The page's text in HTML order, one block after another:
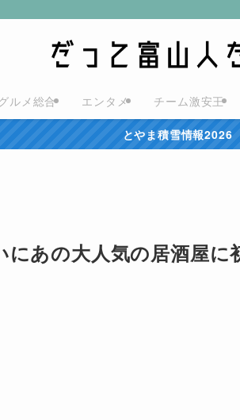
ルメ総合 エンタメ チーム激安王
とやま積雪情報2026
あの大人気の居酒屋に